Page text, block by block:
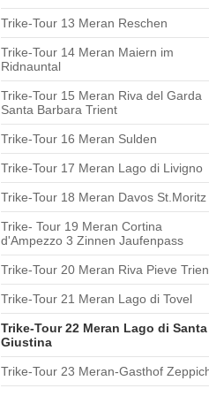
Trike-Tour 13 Meran Reschen
Trike-Tour 14 Meran Maiern im
Ridnauntal
Trike-Tour 15 Meran Riva del Garda
Santa Barbara Trient
Trike-Tour 16 Meran Sulden
Trike-Tour 17 Meran Lago di Livigno
Trike-Tour 18 Meran Davos St.Moritz
Trike- Tour 19 Meran Cortina
d'Ampezzo 3 Zinnen Jaufenpass
Trike-Tour 20 Meran Riva Pieve
Trike-Tour 21 Meran Lago di Tovel
Trike-Tour 22 Meran Lago di Santa
Giustina
Trike-Tour 23 Meran-Gasthof